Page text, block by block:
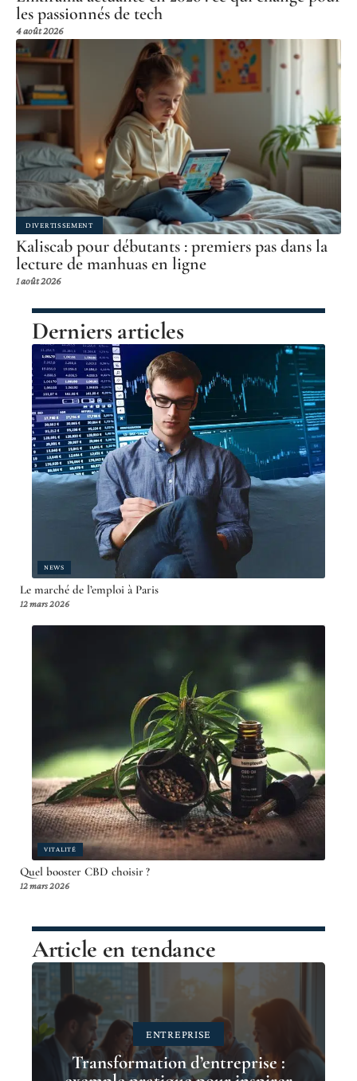
les passionnés de tech
4 août 2026
DIVERTISSEMENT
Kaliscab pour débutants : premiers pas dans la
lecture de manhuas en ligne
1 août 2026
Derniers articles
NEWS
Le marché de l’emploi à Paris
12 mars 2026
VITALITÉ
Quel booster CBD choisir ?
12 mars 2026
Article en tendance
ENTREPRISE
Transformation d’entreprise :